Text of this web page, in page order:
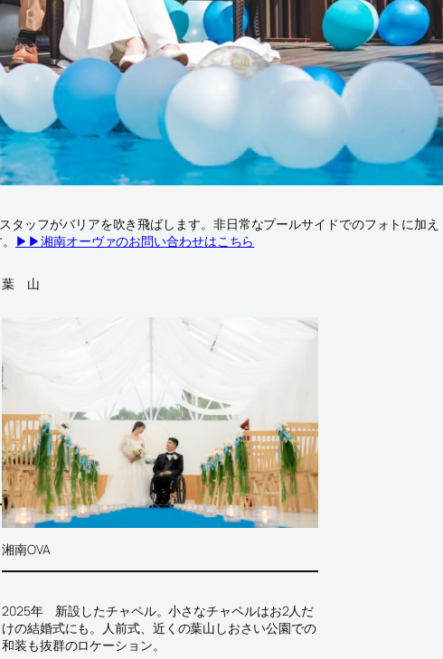
ッフがバリアを吹き飛ばします。非日常なプールサイドでのフォトに加え
▶▶湘南オーヴァのお問い合わせはこちら
葉 山
湘南OVA
2025年 新設したチャペル。小さなチャペルはお2人だ
けの結婚式にも。人前式、近くの葉山しおさい公園での
和装も抜群のロケーション。